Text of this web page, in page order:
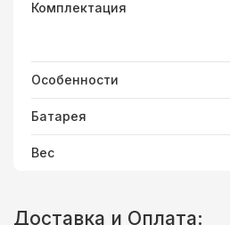
Комплектация
Особенности
Батарея
Вес
Доставка и Оплата: